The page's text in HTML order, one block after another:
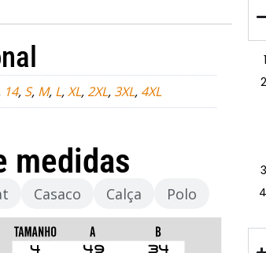
14, S, M, L,XL, 2XL, 3XL, 4XL
medidas
Casaco Calça Polo